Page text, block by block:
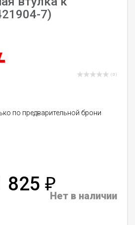
7)
( 0 )
по предварительной брони
825 ₽
Нет в наличии